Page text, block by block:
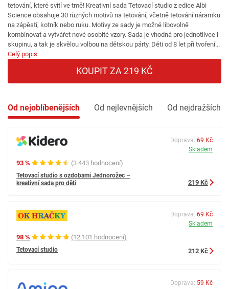
tetování, které svítí ve tmě! Kreativní sada Tetovací studio z edice Albi
Science obsahuje 30 různých motivů na tetování, včetně tetování náramku
na zápěstí, kotník nebo ruku. Motivy ze sady je možné libovolně
kombinovat a vytvářet nové osobité vzory. Sada je vhodná pro jednotlivce i
skupinu, a tak je skvělou volbou na dětskou párty. Děti od 8 let při tvoření...
Celý popis
KOUPIT ZA 219 KČ
Od nejoblíbenějších Od nejlevnějších Od nejdražších
93 % (3 443 hodnocení)
Tetovací studio s ozdobami Jednorožec –
kreativní sada pro děti
Doprava: 69 Kč
Skladem
219 Kč
98 % (12 101 hodnocení)
Tetovací studio
Doprava: 69 Kč
Skladem
212 Kč
Doprava: 59 Kč